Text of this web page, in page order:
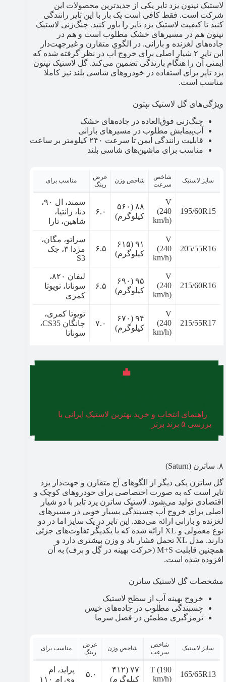
لاستیک نپتون یزد تایر یکی از جدیدترین محصولات این
شرکت است. فقط کافی است یک بار با این تایر رانندگی
کنید تا کیفیت لاستیک یزد تایر را باور کنید. چنگ‌زنی لاستیک
نپتون هم در مسیرهای خشک مطلوب است و هم در
جاده‌های لغزنده و بارانی. در الگوی متقارن و غیرجهت‌دار
این تایر ۲ شیار اصلی برای خروج آب در نظر گرفته شده که
ایمنی آن را هنگام بارندگی تضمین می‌کند. گل لاستیک نپتون
یزد تایر برای استفاده در خودروهای شاسی بلند نیز کاملا
مناسب است.
ویژگی‌های گل لاستیک نپتون
چنگ‌زنی فوق‌العاده در جاده‌های خشک
آب‌پیمایش مطلوب در مسیرهای بارانی
قابلیت رانندگی ایمن تا سرعت ۲۴۰ کیلومتر بر ساعت
مناسب برای ماشین‌های شاسی بلند
سایز لاستیک
شاخص
سرعت
شاخص وزن
عرض
رینگ
مناسب برای
195/60R15
V
(240
km/h)
۸۸ (۵۶۰
کیلوگرم)
۶.۰
سمند، ال ۹۰،
دنا، زانتیا،
شاهین، تارا
205/55R16
V
(240
km/h)
۹۱ (۶۱۵
کیلوگرم)
۶.۵
سراتو، مگان،
مزدا ۳، جک
S3
215/60R16
V
(240
km/h)
۹۵ (۶۹۰
کیلوگرم)
۶.۵
لیفان ۸۲۰،
سوناتا، تویوتا
کمری
215/55R17
V
(240
km/h)
۹۴ (۶۷۰
کیلوگرم)
۷.۰
تویوتا کمری،
چانگان CS35،
سوناتا
راهنمای انتخاب و خرید بهترین لاستیک ایرانی با
بررسی ۵ برند برتر
۸. ساترن (Saturn)
گل ساترن یکی دیگر از الگوهای آج متقارن و جهت‌دار یزد
تایر است که به صورت اختصاصی برای خودروهای کوچک و
اقتصادی تولید می‌شود. لاستیک ساترن یزد تایر با دو شیار
اصلی برای خروج آب چسبندگی بسیار خوبی در مسیرهای
لغزنده و بارانی ارائه می‌دهد. این تایر در یک سایز اما در دو
نوع معمولی و XL ارائه شده که با یکدیگر تفاوت‌های جزئی
دارند. مدل XL تحمل فشار باد و وزن بیشتری دارد و
همچنین قابلیت M+S (حرکت بهینه در گِل و برف) به آن
افزوده شده است.
مشخصات گل لاستیک ساترن
خروج بهینه آب از سطح لاستیک
چسبندگی مطلوب در جاده‌های خیس
ترمزگیری مطمئن در فصل سرما
سایز لاستیک
شاخص
سرعت
شاخص وزن
عرض
رینگ
مناسب برای
165/65R13
T (190
km/h)
۷۷ (۴۱۲
کیلوگرم)
۵.۰
پراید، ام
وی ام ۱۱۰